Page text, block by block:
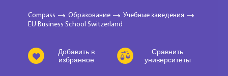
Compass Образование
Учебные заведения
EU Business School Switzerland
Добавить в
избранное
Сравнить
университеты